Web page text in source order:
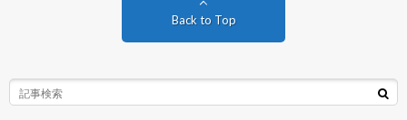
Back to Top